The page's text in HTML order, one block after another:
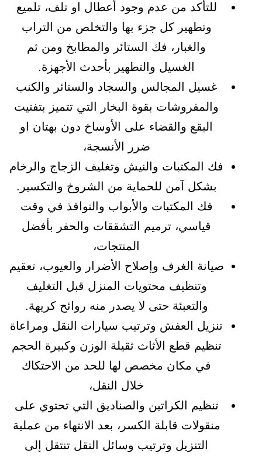
للتأكد من عدم وجود أعطال او تلف، تلميع
وتطهير كل جزء بها والتخلص من التراب
والغبار، فك الستائر والمطابخ ومن ثم
الغسيل والتطهير بأحدث الأجهزة.
غسيل المجالس والسجاد والستائر والكنب
والمفروشات بقوة البخار التي تتميز بتفتيت
البقع والقضاء على الأوساخ دون بهتان او
ضرر الأنسجة،
فك المكتبات والنيش وتغليف الزجاج والرخام
بشكل آمن للحماية من الشروخ والتكسير.
فك المكتبات والأبواب والنوافذ في وقت
قياسي، ترميم التشققات والحفر بأفضل
المنتجات،
صيانة الغرف وإصلاح الأضرار والعيوب، تعقيم
وتنظيف محتويات المنزل قبل التغليف
والتعبئة حتى لا يصدر منه روائح كريهة.
تنزيل العفش وترتيب سيارات النقل ومراعاة
تنظيم قطع الأثاث ثقيلة الوزن وكبيرة الحجم
في مكان مخصص لها للحد من الاحتكاك
خلال النقل،
تنظيم الكراتين والصناديق التي تحتوي على
منقولات قابلة الكسر، بعد الانتهاء من عملية
التنزيل وترتيب وسائل النقل تنتقل إلى